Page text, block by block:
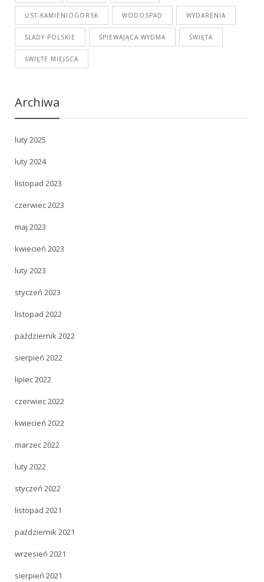
UST-KAMIENIOGORSK WODOSPAD WYDARENIA
ŚLADY POLSKIE ŚPIEWAJĄCA WYDMA ŚWIĘTA
ŚWIĘTE MIEJSCA
Archiwa
luty 2025
luty 2024
listopad 2023
czerwiec 2023
maj 2023
kwiecień 2023
luty 2023
styczeń 2023
listopad 2022
październik 2022
sierpień 2022
lipiec 2022
czerwiec 2022
kwiecień 2022
marzec 2022
luty 2022
styczeń 2022
listopad 2021
październik 2021
wrzesień 2021
sierpień 2021